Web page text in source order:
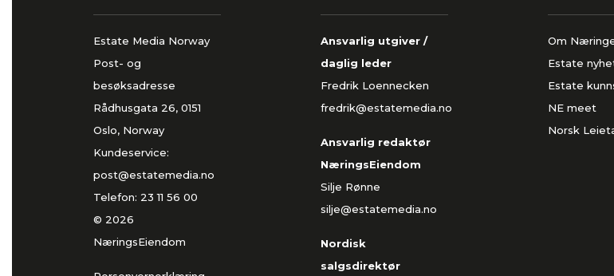
Estate Media Norway
Post- og
besøksadresse
Rådhusgata 26, 0151
Oslo, Norway
Kundeservice:
post@estatemedia.no
Telefon: 23 11 56 00
© 2026
NæringsEiendom
Ansvarlig utgiver /
daglig leder
Fredrik Loennecken
fredrik@estatemedia.no
Ansvarlig redaktør
NæringsEiendom
Silje Rønne
silje@estatemedia.no
Nordisk
salgsdirektør
Om
Estate
Estate
NE meet
Norsk